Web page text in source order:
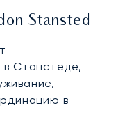
Stansted
в Станстеде,
в